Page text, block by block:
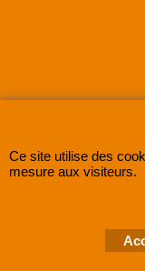
SUPER8FRANCEest une
2005-202x
Ce site utilise des
mesure aux visiteurs.